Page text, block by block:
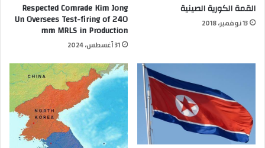
القمة الكورية الصينية
13 نوفمبر، 2018
Respected Comrade Kim Jong
Un Oversees Test-firing of 240
mm MRLS in Production
31 أغسطس، 2024